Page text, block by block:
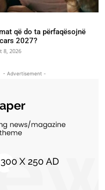
që do ta përfaqësojnë
2027?
8, 2026
- Advertisement -